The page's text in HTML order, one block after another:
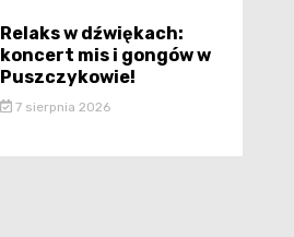
Relaks w dźwiękach:
koncert mis i gongów w
Puszczykowie!
7 sierpnia 2026